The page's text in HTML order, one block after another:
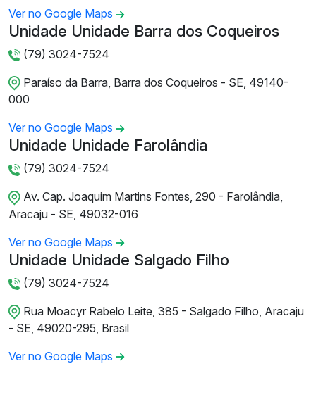
Ver no Google Maps
Unidade Unidade Barra dos Coqueiros
(79) 3024-7524
Paraíso da Barra, Barra dos Coqueiros - SE, 49140-
000
Ver no Google Maps
Unidade Unidade Farolândia
(79) 3024-7524
Av. Cap. Joaquim Martins Fontes, 290 - Farolândia,
Aracaju - SE, 49032-016
Ver no Google Maps
Unidade Unidade Salgado Filho
(79) 3024-7524
Rua Moacyr Rabelo Leite, 385 - Salgado Filho, Aracaju
- SE, 49020-295, Brasil
Ver no Google Maps